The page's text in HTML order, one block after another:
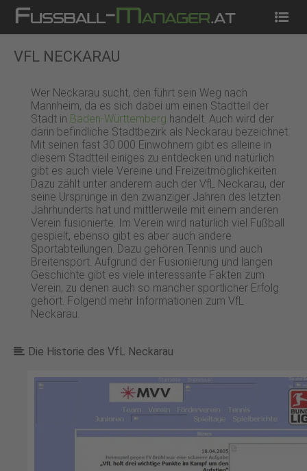
Startseite News Tippspiel Kostenlos Spielen
VFL NECKARAU
Wer Neckarau sucht, den führt sein Weg nach
Mannheim, da es sich dabei um einen Stadtteil der
Stadt in Baden-Württemberg handelt. Auch wird der
darin befindliche Stadtbezirk als Neckarau bezeichnet.
Mit seinen fast 30.000 Einwohnern gibt es alleine in
diesem Stadtteil einiges zu entdecken und natürlich
gibt es auch viele Vereine und Freizeitmöglichkeiten.
Dazu zählt unter anderem auch der VfL Neckarau, der
seine Ursprünge in den zwanziger Jahren des letzten
Jahrhunderts hat und mittlerweile mit einem anderen
Verein fusionierte. Im Verein wird natürlich viel Fußball
gespielt, ebenso gibt es aber auch andere
Sportabteilungen. Dazu gehören Tennis und auch
Breitensport. Aufgrund der Fusionierung und langen
Geschichte gibt es viele interessante Fakten zum
Verein, zu denen auch so mancher sportlicher Erfolg
gehört. Folgend mehr Informationen zum VfL
Neckarau.
Die Historie des VfL Neckarau